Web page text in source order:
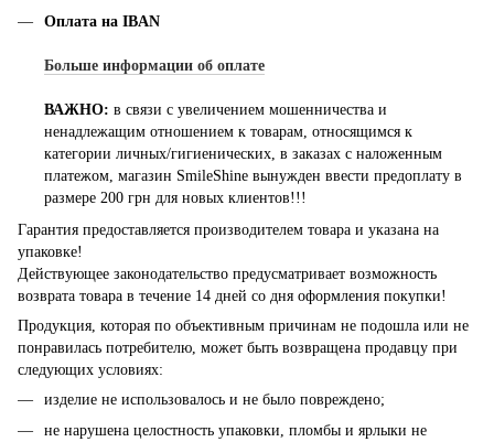
Оплата на IBAN
Больше информации об оплате
ВАЖНО: в связи с увеличением мошенничества и
ненадлежащим отношением к товарам, относящимся к
категории личных/гигиенических, в заказах с наложенным
платежом, магазин SmileShine вынужден ввести предоплату в
размере 200 грн для новых клиентов!!!
Гарантия предоставляется производителем товара и указана на
упаковке!
Действующее законодательство предусматривает возможность
возврата товара в течение 14 дней со дня оформления покупки!
Продукция, которая по объективным причинам не подошла или не
понравилась потребителю, может быть возвращена продавцу при
следующих условиях:
изделие не использовалось и не было повреждено;
не нарушена целостность упаковки, пломбы и ярлыки не